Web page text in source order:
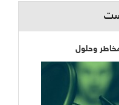
وحلول